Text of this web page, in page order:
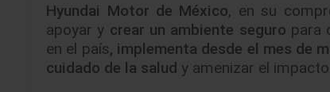
Hyundai Motor de México, en su
apoyar y crear un ambiente seguro para
en el país, implementa desde el mes de
cuidado de la salud y amenizar el